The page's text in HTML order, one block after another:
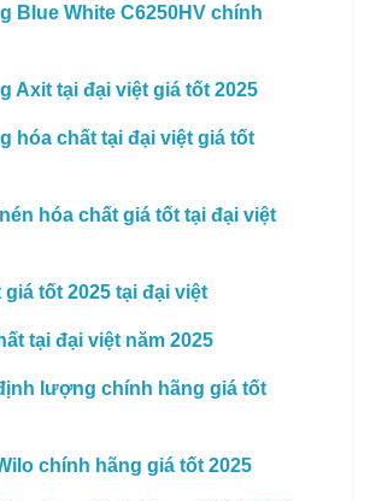
Blue White C6250HV chính
Axit tại đại việt giá tốt 2025
hóa chất tại đại việt giá tốt
hóa chất giá tốt tại đại việt
tốt 2025 tại đại việt
tại đại việt năm 2025
lượng chính hãng giá tốt
chính hãng giá tốt 2025